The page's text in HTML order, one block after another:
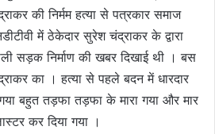
की निर्मम हत्या से पत्रकार समाज
में ठेकेदार सुरेश चंद्राकर के द्वारा
सड़क निर्माण की खबर दिखाई थी । बस
का । हत्या से पहले बदन में धारदार
बहुत तड़फा तड़फा के मारा गया और मार
कर दिया गया ।